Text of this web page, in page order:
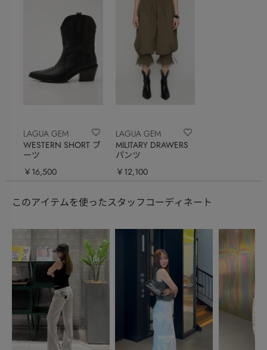
LAGUA GEM
WESTERN SHORT ブ
ーツ
￥16,500
LAGUA GEM
MILITARY DRAWERS
パンツ
￥12,100
このアイテムを使ったスタッフコーディネート